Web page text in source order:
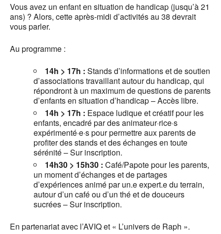
Vous avez un enfant en situation de handicap (jusqu’à 21
ans) ? Alors, cette après-midi d’activités au 38 devrait
vous parler.
Au programme :
14h > 17h : Stands d’informations et de soutien
d’associations travaillant autour du handicap, qui
répondront à un maximum de questions de parents
d’enfants en situation d’handicap – Accès libre.
14h > 17h : Espace ludique et créatif pour les
enfants, encadré par des animateur·rice·s
expérimenté·e·s pour permettre aux parents de
profiter des stands et des échanges en toute
sérénité – Sur inscription.
14h30 > 15h30 : Café/Papote pour les parents,
un moment d’échanges et de partages
d’expériences animé par un.e expert.e du terrain,
autour d’un café ou d’un thé et de douceurs
sucrées – Sur inscription.
En partenariat avec l’AVIQ et « L’univers de Raph ».